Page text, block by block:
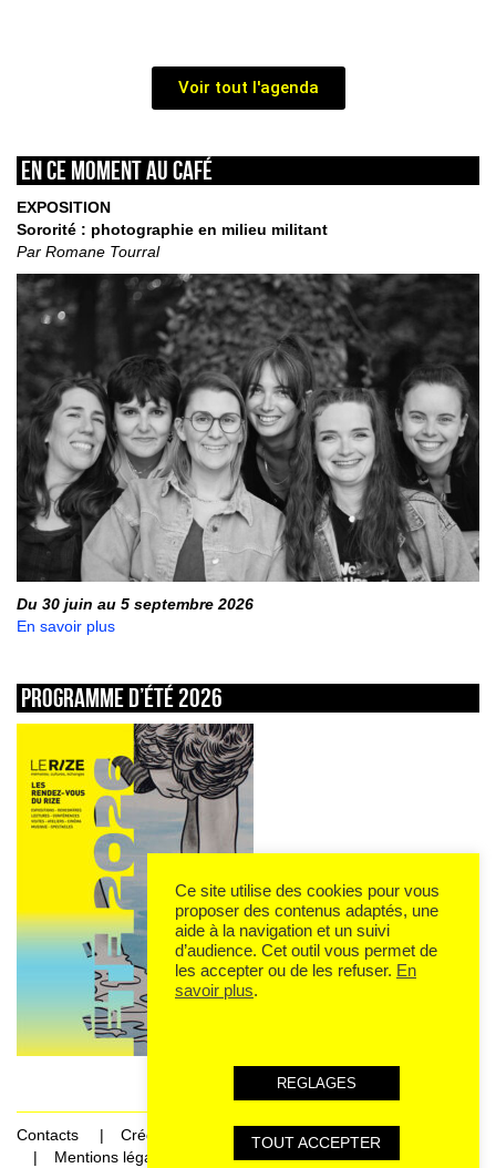
Voir tout l'agenda
En ce moment au café
EXPOSITION
Sororité : photographie en milieu militant
Par Romane Tourral
Du 30 juin au 5 septembre 2026
En savoir plus
Programme d’été 2026
Contacts
Crédits
Mentions légales et données personnelles
Ce site utilise des cookies pour vous
proposer des contenus adaptés, une
aide à la navigation et un suivi
d’audience. Cet outil vous permet de
les accepter ou de les refuser. En
savoir plus.
REGLAGES
TOUT ACCEPTER